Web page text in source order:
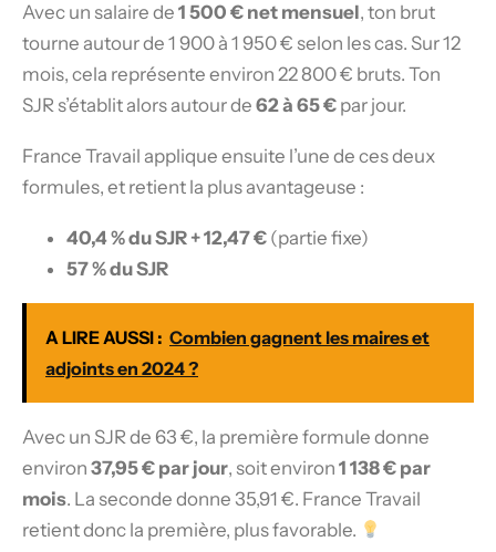
Avec un salaire de 1 500 € net mensuel, ton brut
tourne autour de 1 900 à 1 950 € selon les cas. Sur 12
mois, cela représente environ 22 800 € bruts. Ton
SJR s’établit alors autour de 62 à 65 € par jour.
France Travail applique ensuite l’une de ces deux
formules, et retient la plus avantageuse :
40,4 % du SJR + 12,47 € (partie fixe)
57 % du SJR
A LIRE AUSSI : Combien gagnent les maires et
adjoints en 2024 ?
Avec un SJR de 63 €, la première formule donne
environ 37,95 € par jour, soit environ 1 138 € par
mois. La seconde donne 35,91 €. France Travail
retient donc la première, plus favorable.